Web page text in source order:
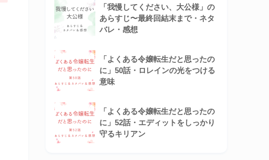
「我慢してください、大公様」の
あらすじ〜最終回結末まで・ネタ
バレ・感想
「よくある令嬢転生だと思ったの
に」50話・ロレインの光をつける
意味
「よくある令嬢転生だと思ったの
に」52話・エディットをしっかり
守るキリアン